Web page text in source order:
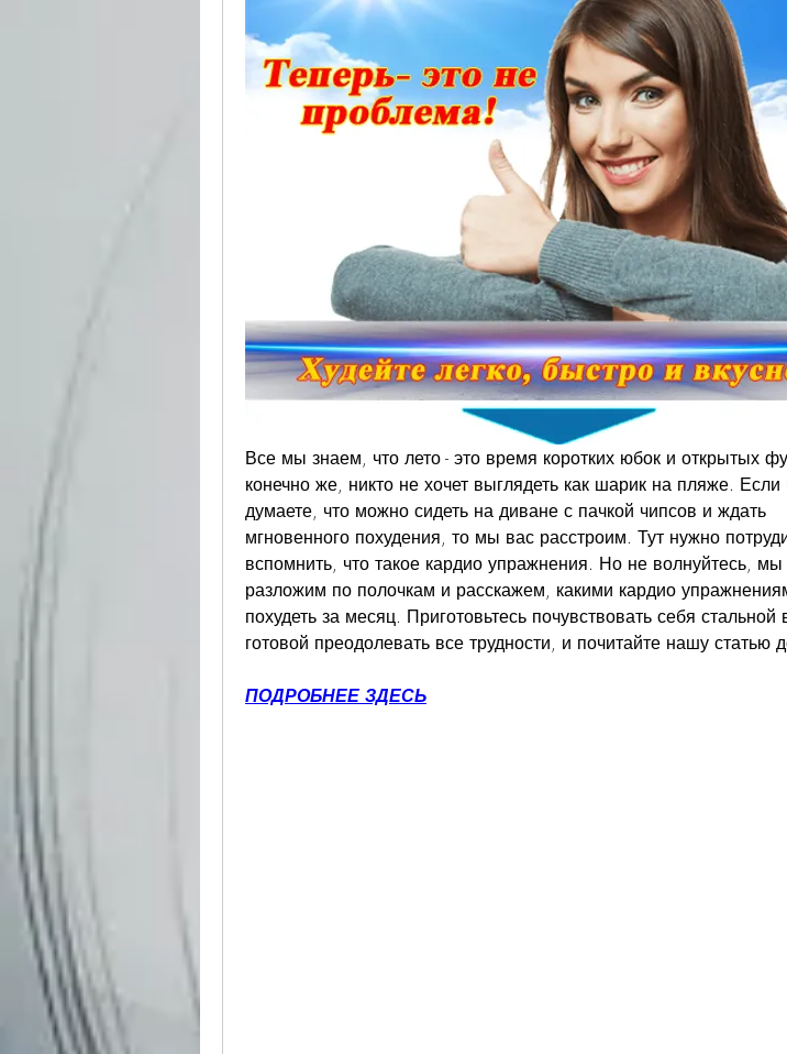
Все мы знаем, что лето - это время коротких юбок и открытых
конечно же, никто не хочет выглядеть как шарик на пляже.
думаете, что можно сидеть на диване с пачкой чипсов и ждать
мгновенного похудения, то мы вас расстроим. Тут нужно
вспомнить, что такое кардио упражнения. Но не волнуйтесь, мы
разложим по полочкам и расскажем, какими кардио
похудеть за месяц. Приготовьтесь почувствовать себя стальной
готовой преодолевать все трудности, и почитайте нашу статью
ПОДРОБНЕЕ ЗДЕСЬ